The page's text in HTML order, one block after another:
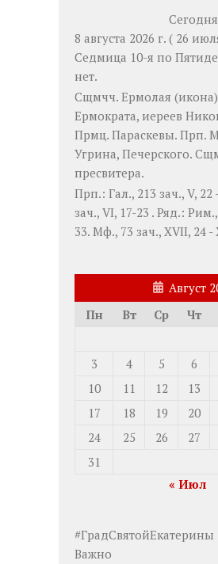
Сегодня
8 августа 2026 г. ( 26
Седмица 10-я по
нет.
Сщмчч. Ермолая (икона
Ермократа, иереев
Прмц. Параскевы. Прп.
Угрина, Печерского.
пресвитера.
Прп.: Гал., 213 зач., V, 22
зач., VI, 17-23 . Ряд.: Рим.,
33. Мф., 73 зач., XVII, 24 -
Август
Пн
Вт Ср Чт
3
4 5 6
10
11 12 13
17
18 19 20
24
25 26 27
31
« Июл
#ГрадСвятойЕкатерины
Важно